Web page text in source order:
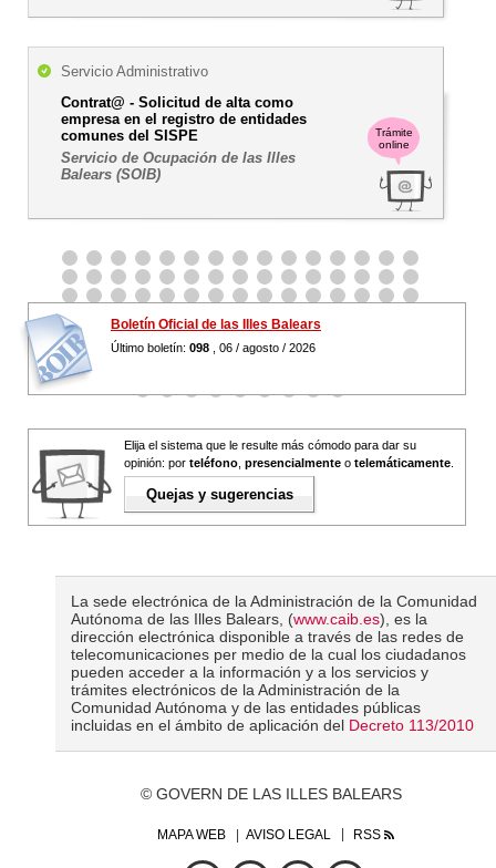
Trámite
online
Servicio Administrativo
Contrat@ - Solicitud de alta como
empresa en el registro de entidades
comunes del SISPE
Servicio de Ocupación de las Illes
Balears (SOIB)
Boletín Oficial de las Illes Balears
Último boletín: 098 , 06 / agosto / 2026
Elija el sistema que le resulte más cómodo para dar su
opinión: por teléfono presencialmente o telemáticamente
Quejas y sugerencias
La sede electrónica de la Administración de la Comunidad
Autónoma de las Illes Balears, (www.caib.es), es la
dirección electrónica disponible a través de las redes de
telecomunicaciones per medio de la cual los ciudadanos
pueden acceder a la información y a los servicios y
trámites electrónicos de la Administración de la
Comunidad Autónoma y de las entidades públicas
incluidas en el ámbito de aplicación del Decreto 113/2010
© GOVERN DE LAS ILLES BALEARS
MAPA WEB AVISO LEGAL RSS